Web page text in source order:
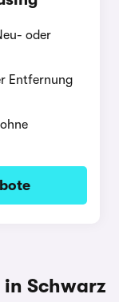
oder
Entfernung
in Schwarz